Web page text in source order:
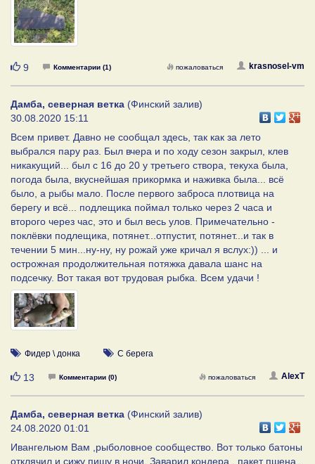
Нравится
9 Комментарии (1) krasnosel-vm
пожаловаться
Дамба, северная ветка (Финский залив)
30.08.2020 15:11
Всем привет. Давно не сообщал здесь, так как за лето
выбрался пару раз. Был вчера и по ходу сезон закрыл, клев
никакущий... был с 16 до 20 у третьего створа, текуха была,
погода была, вкуснейшая прикормка и наживка была... всё
было, а рыбы мало. После первого заброса плотвица на
берегу и всё... подлещика поймал только через 2 часа и
второго через час, это и был весь улов. Примечательно -
поклёвки подлещика, потянет...отпустит, потянет...и так в
течении 5 мин...ну-ну, ну рожай уже кричал я вслух:)) ... и
острожная продолжительная потяжка давала шанс на
подсечку. Вот такая вот трудовая рыбка. Всем удачи !
Фидер \ донка С берега
Нравится
13 Комментарии (0) AlexT
пожаловаться
Дамба, северная ветка (Финский залив)
24.08.2020 01:01
Ивангельюм Вам ,рыболовное сообщество. Вот только батоны
отклячил и сижу пишу в ночи. Заварил кондера , пакет пшена ,